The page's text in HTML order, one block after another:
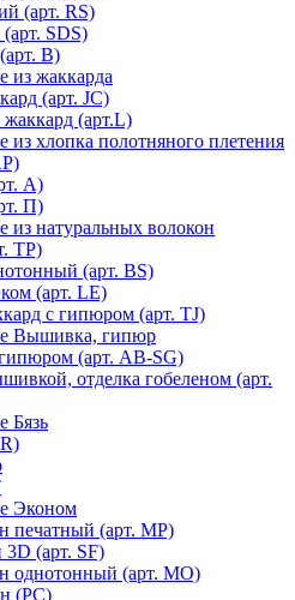
(арт. RS)
SDS)
В)
из жаккарда
(арт. JC)
(арт.L)
из хлопка полотняного плетения
А)
П)
из натуральных волокон
ТР)
(арт. BS)
(арт. LE)
с гипюром (арт. TJ)
Вышивка, гипюр
(арт. AB-SG)
отделка гобеленом (арт.
Бязь
Эконом
печатный (арт. MР)
(арт. SF)
однотонный (арт. MO)
(PC)